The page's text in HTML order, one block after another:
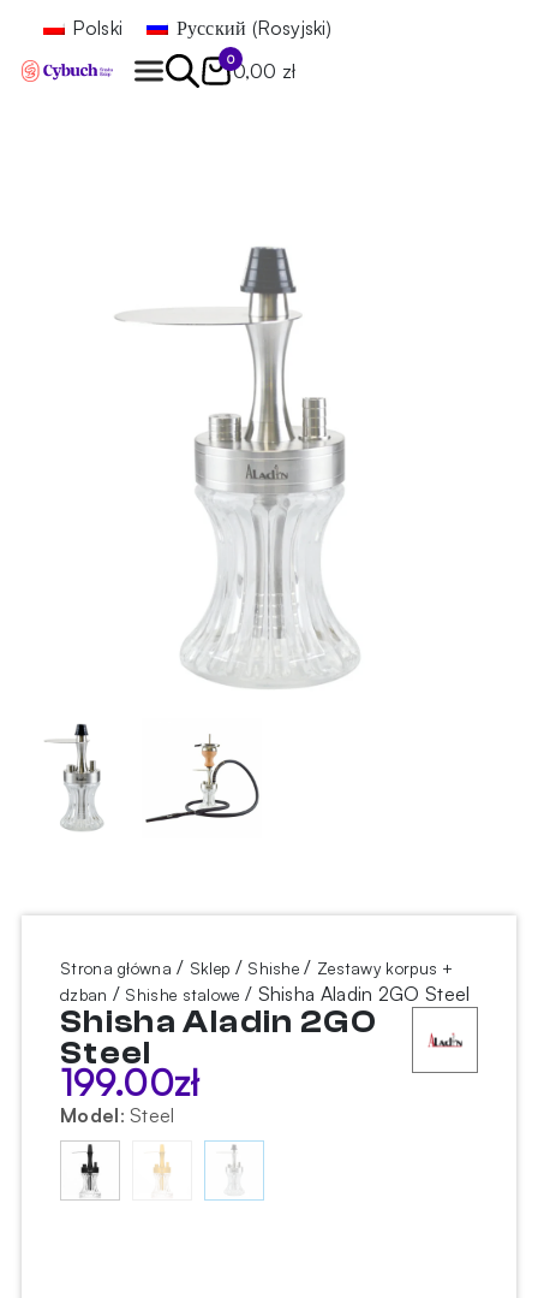
Polski Русский (Rosyjski)
0
0,00 zł
Strona główna / Sklep / Shishe / Zestawy korpus +
dzban / Shishe stalowe / Shisha Aladin 2GO Steel
Shisha Aladin 2GO
Steel
199.00zł
Model: Steel